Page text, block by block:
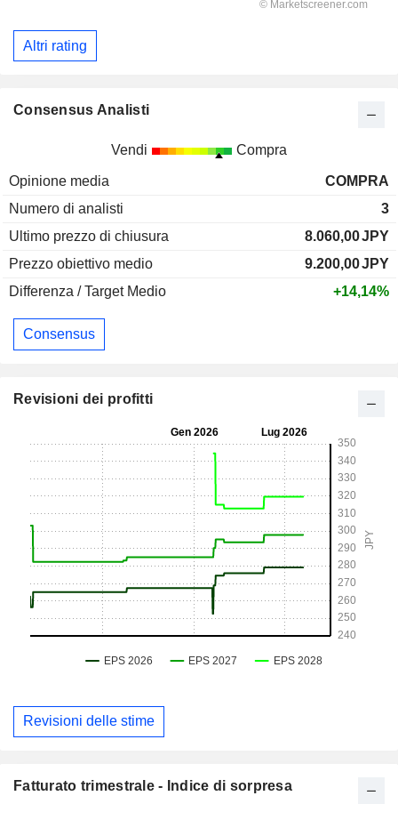
Altri rating
Consensus Analisti
Vendi Compra
Opinione media
COMPRA
Numero di analisti
3
Ultimo prezzo di chiusura
8.060,00JPY
Prezzo obiettivo medio
9.200,00JPY
Differenza / Target Medio
+14,14%
Consensus
Revisioni dei profitti
Revisioni delle stime
Fatturato trimestrale - Indice di sorpresa